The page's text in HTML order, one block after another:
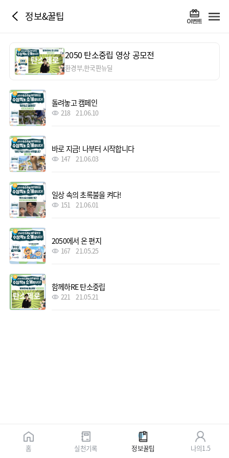
정보&꿀팁
2050 탄소중립 영상 공모전
환경부,한국판뉴딜
돌려놓고 캠페인
218 21.06.10
바로 지금! 나부터 시작합니다
147 21.06.03
일상 속의 초록불을 켜다!
151 21.06.01
2050에서 온 편지
167 21.05.25
함께하RE 탄소중립
221 21.05.21
홈 실천기록 정보꿀팁 나의1.5